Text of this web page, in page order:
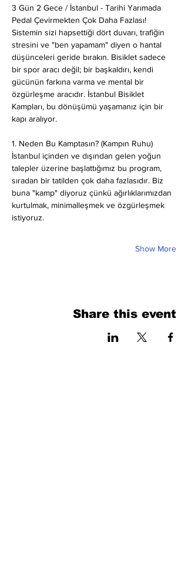
3 Gün 2 Gece / İstanbul - Tarihi Yarımada
Pedal Çevirmekten Çok Daha Fazlası!
Sistemin sizi hapsettiği dört duvarı, trafiğin
stresini ve "ben yapamam" diyen o hantal
düşünceleri geride bırakın. Bisiklet sadece
bir spor aracı değil; bir başkaldırı, kendi
gücünün farkına varma ve mental bir
özgürleşme aracıdır. İstanbul Bisiklet
Kampları, bu dönüşümü yaşamanız için bir
kapı aralıyor.
1. Neden Bu Kamptasın? (Kampın Ruhu)
İstanbul içinden ve dışından gelen yoğun
talepler üzerine başlattığımız bu program,
sıradan bir tatilden çok daha fazlasıdır. Biz
buna "kamp" diyoruz çünkü ağırlıklarımızdan
kurtulmak, minimalleşmek ve özgürleşmek
istiyoruz.
Show More
Share this event